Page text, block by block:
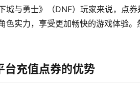
城与勇士》（DNF）玩家来说，点
色实力，享受更加畅快的游戏体验
台充值点券的优势